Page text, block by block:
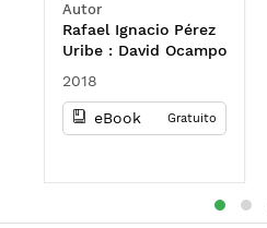
para el componente
de análisis y
vigilancia del
entorno económico
Autor
Rafael Ignacio Pérez
Uribe : David Ocampo
Ortiz Rojas
2018
eBook Gratuito